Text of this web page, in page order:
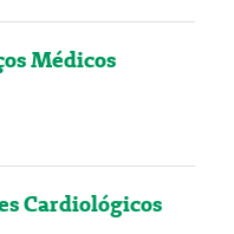
Médicos
Cardiológicos